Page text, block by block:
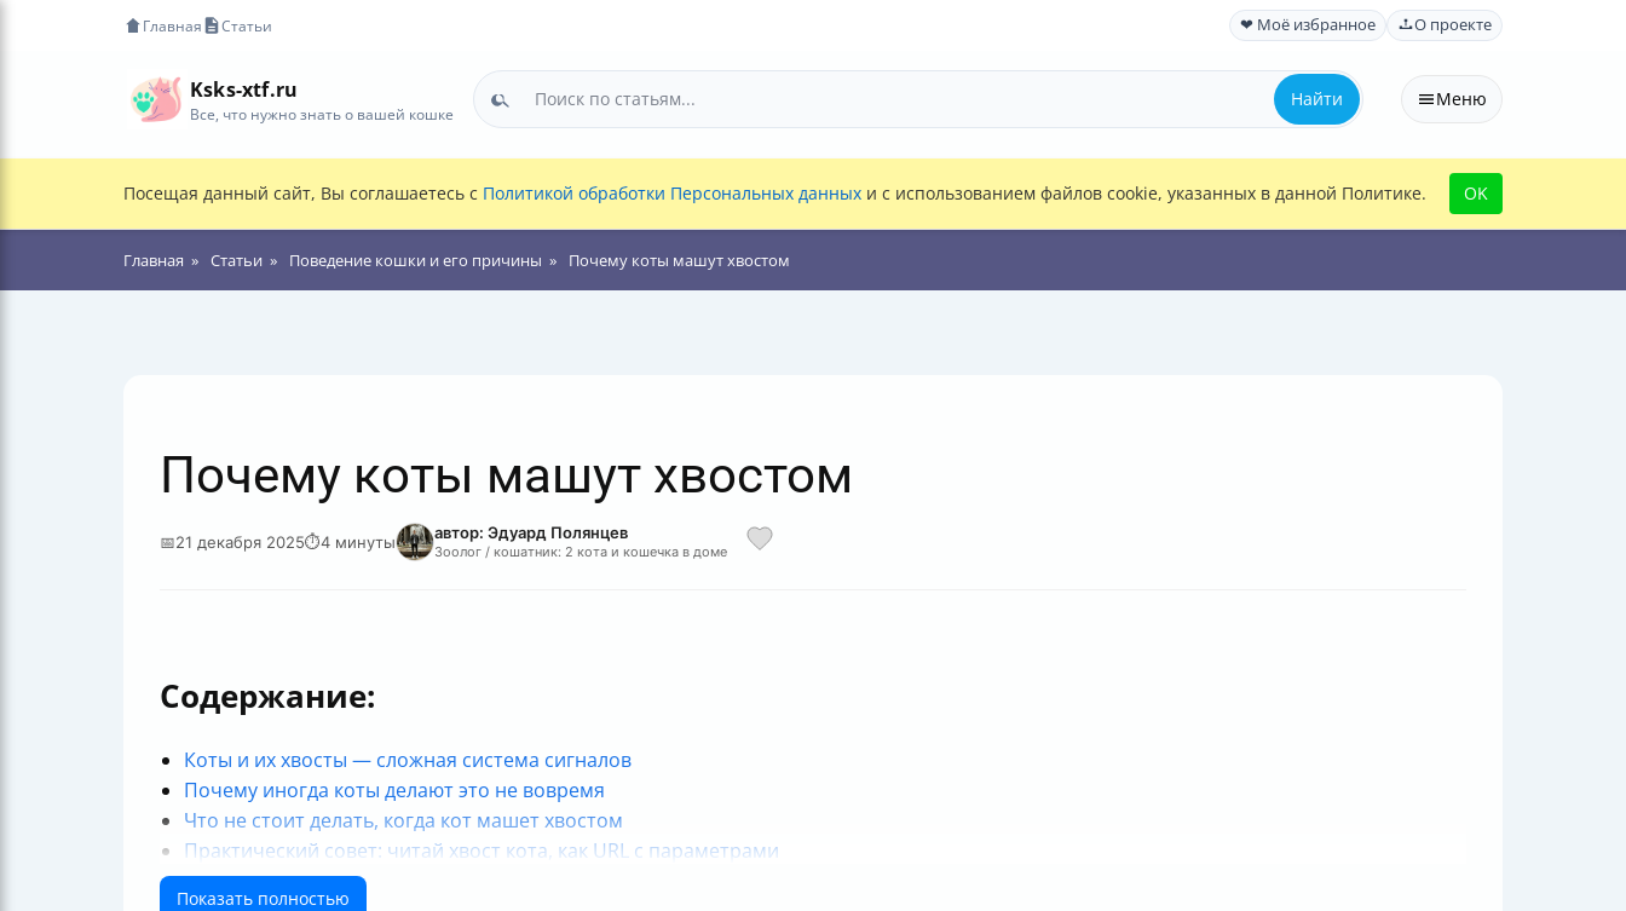
Главная Статьи ❤ Моё избранное О проекте
Ksks-xtf.ru
Все, что нужно знать о вашей кошке
Найти Меню
Посещая данный сайт, Вы соглашаетесь с Политикой обработки Персональных данных и с использованием файлов cookie, указанных в данной Политике. OK
Главная Статьи Поведение кошки и его причины Почему коты машут хвостом
Почему коты машут хвостом
📅21 декабря 2025⏱4 минуты автор: Эдуард Полянцев
Зоолог / кошатник: 2 кота и кошечка в доме
Содержание:
Коты и их хвосты — сложная система сигналов
Почему иногда коты делают это не вовремя
Что не стоит делать, когда кот машет хвостом
Практический совет: читай хвост кота, как URL с параметрами
Итог
Показать полностью